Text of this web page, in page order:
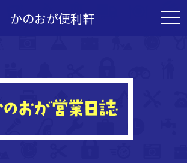
かのおが便利軒